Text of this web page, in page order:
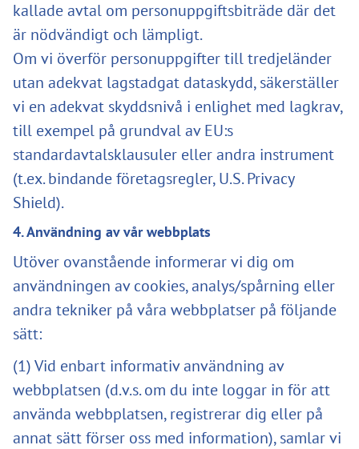
kallade avtal om personuppgiftsbiträde där det
är nödvändigt och lämpligt.
Om vi överför personuppgifter till tredjeländer
utan adekvat lagstadgat dataskydd, säkerställer
vi en adekvat skyddsnivå i enlighet med lagkrav,
till exempel på grundval av EU:s
standardavtalsklausuler eller andra instrument
(t.ex. bindande företagsregler, U.S. Privacy
Shield).
4. Användning av vår webbplats
Utöver ovanstående informerar vi dig om
användningen av cookies, analys/spårning eller
andra tekniker på våra webbplatser på följande
sätt:
(1) Vid enbart informativ användning av
webbplatsen (d.v.s. om du inte loggar in för att
använda webbplatsen, registrerar dig eller på
annat sätt förser oss med information), samlar vi